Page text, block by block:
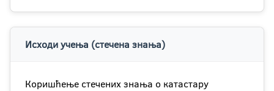
Исходи учења (стечена знања)
Коришћење стечених знања о катастару